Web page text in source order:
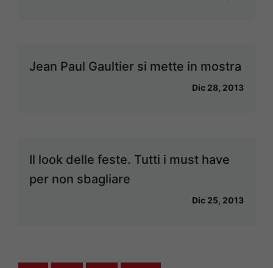
Jean Paul Gaultier si mette in mostra
Dic 28, 2013
Il look delle feste. Tutti i must have
per non sbagliare
Dic 25, 2013